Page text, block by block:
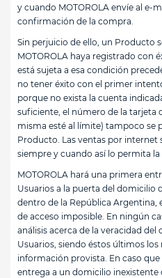
y cuando MOTOROLA envíe al e-
confirmación de la compra.
Sin perjuicio de ello, un Producto
MOTOROLA haya registrado con
está sujeta a esa condición
no tener éxito con el primer
porque no exista la cuenta
suficiente, el número de la tarjeta
misma esté al límite) tampoco se
Producto. Las ventas por internet
siempre y cuando así lo permita
MOTOROLA hará una primera
Usuarios a la puerta del domicilio
dentro de la República Argentina,
de acceso imposible. En ningún
análisis acerca de la veracidad
Usuarios, siendo éstos últimos los
información provista. En caso que
entrega a un domicilio inexistente